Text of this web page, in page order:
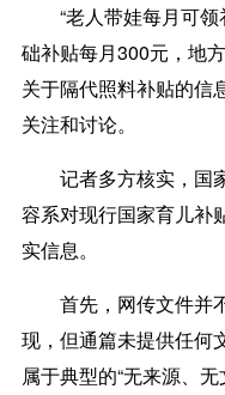
“老人带娃每月可领
础补贴每月300元，地
关于隔代照料补贴的信
关注和讨论。
记者多方核实，国
容系对现行国家育儿补
实信息。
首先，网传文件并不
现，但通篇未提供任何
属于典型的“无来源、